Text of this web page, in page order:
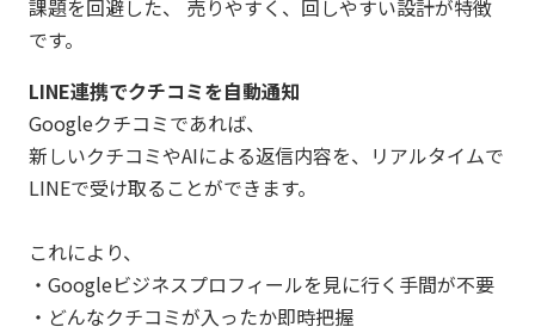
課題を回避した、 売りやすく、回しやすい設計が特徴
です。
LINE連携でクチコミを自動通知
Googleクチコミであれば、
新しいクチコミやAIによる返信内容を、リアルタイムで
LINEで受け取ることができます。
これにより、
・Googleビジネスプロフィールを見に行く手間が不要
・どんなクチコミが入ったか即時把握